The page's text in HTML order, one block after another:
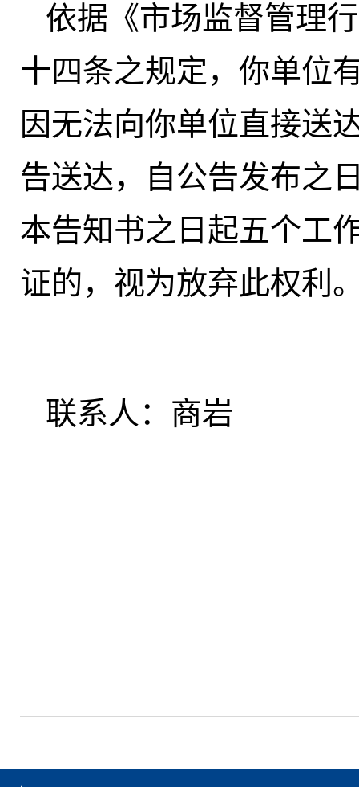
依据《市场监督管理
十四条之规定，你单位
因无法向你单位直接送
告送达，自公告发布之
本告知书之日起五个工
证的，视为放弃此权利
联系人：商岩